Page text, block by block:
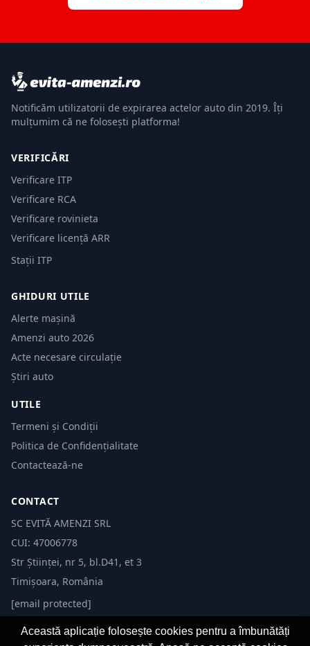
Notificăm utilizatorii de expirarea actelor auto din 2019. Îți
mulțumim că ne folosești platforma!
VERIFICĂRI
Verificare ITP
Verificare RCA
Verificare rovinieta
Verificare licență ARR
Stații ITP
GHIDURI UTILE
Alerte mașină
Amenzi auto 2026
Acte necesare circulație
Știri auto
UTILE
Termeni și Condiții
Politica de Confidențialitate
Contactează-ne
CONTACT
SC EVITĂ AMENZI SRL
CUI: 47006778
Str Științei, nr 5, bl.D41, et 3
Timișoara, România
[email protected]
Această aplicație folosește cookies pentru a îmbunătăți